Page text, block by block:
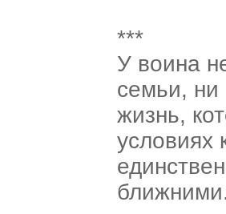
***
У воина
семьи, ни
жизнь,
условиях